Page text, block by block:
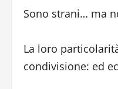
Sono strani… ma
La loro
condivisione: ed